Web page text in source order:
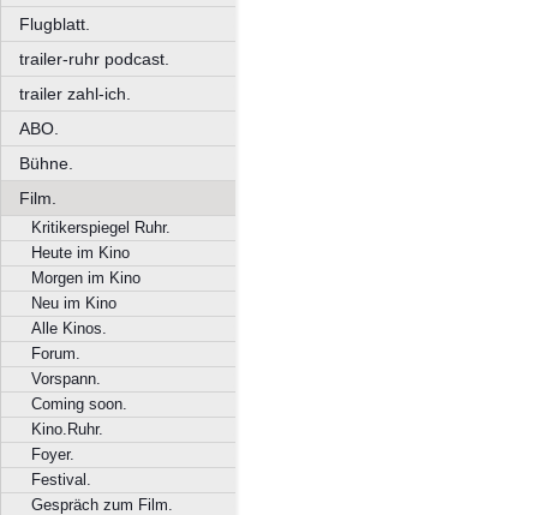
Flugblatt.
trailer-ruhr podcast.
trailer zahl-ich.
ABO.
Bühne.
Film.
Kritikerspiegel Ruhr.
Heute im Kino
Morgen im Kino
Neu im Kino
Alle Kinos.
Forum.
Vorspann.
Coming soon.
Kino.Ruhr.
Foyer.
Festival.
Gespräch zum Film.